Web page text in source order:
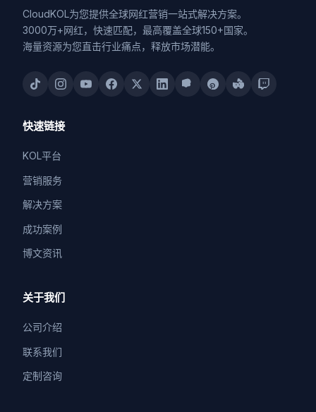
CloudKOL为您提供全球网红营销一站式解决方案。
3000万+网红，快速匹配，最高覆盖全球150+国家。
海量资源为您直击行业痛点，释放市场潜能。
快速链接
KOL平台
营销服务
解决方案
成功案例
博文资讯
关于我们
公司介绍
联系我们
定制咨询